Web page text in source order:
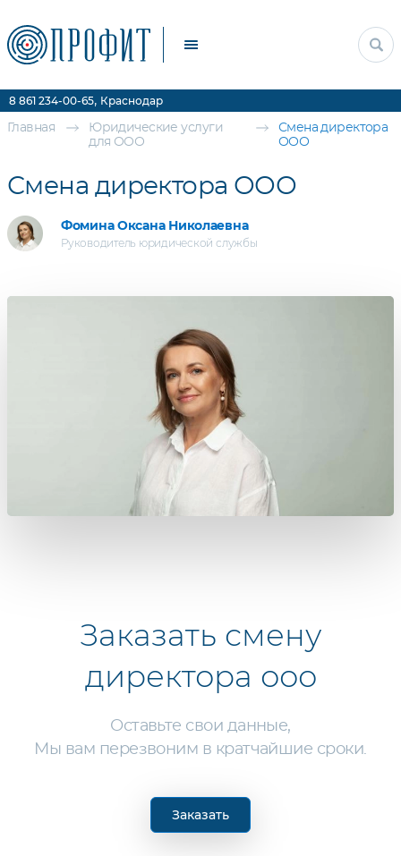
Цены
8 861 234-00-65, Краснодар
Главная
Юридические услуги
для ООО
Смена директора
ООО
Смена директора ООО
Фомина Оксана Николаевна
Руководитель юридической службы
Заказать смену
директора ооо
Оставьте свои данные,
Мы вам перезвоним в кратчайшие сроки.
Заказать